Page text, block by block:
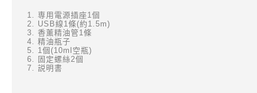
専用電源插座1個
USB線1條(約1.5m)
香薰精油管1條
精油瓶子
1個(10ml空瓶)
固定螺絲2個
説明書